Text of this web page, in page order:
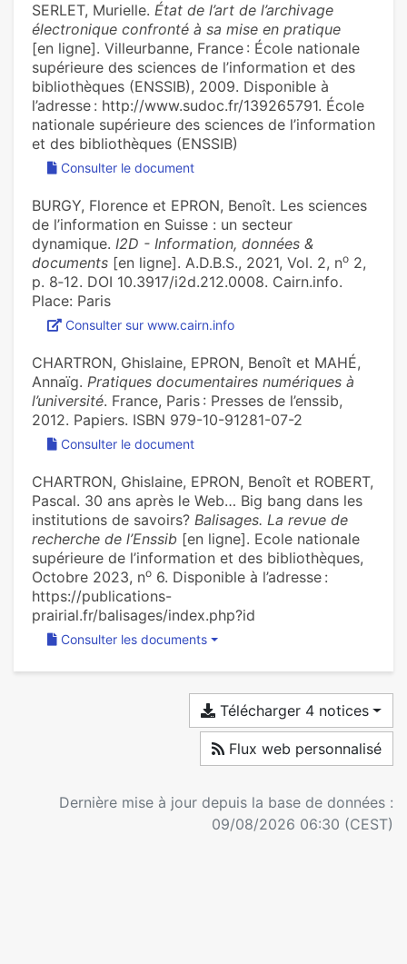
SERLET, Murielle. État de l’art de l’archivage
électronique confronté à sa mise en pratique
[en ligne]. Villeurbanne, France : École nationale
supérieure des sciences de l’information et des
bibliothèques (ENSSIB), 2009. Disponible à
l’adresse : http://www.sudoc.fr/139265791. École
nationale supérieure des sciences de l’information
et des bibliothèques (ENSSIB)
Consulter le document
BURGY, Florence et EPRON, Benoît. Les sciences
de l’information en Suisse : un secteur
dynamique. I2D - Information, données &
documents [en ligne]. A.D.B.S., 2021, Vol. 2, no 2,
p. 8‑12. DOI 10.3917/i2d.212.0008. Cairn.info.
Place: Paris
Consulter sur www.cairn.info
CHARTRON, Ghislaine, EPRON, Benoît et MAHÉ,
Annaïg. Pratiques documentaires numériques à
l’université. France, Paris : Presses de l’enssib,
2012. Papiers. ISBN 979-10-91281-07-2
Consulter le document
CHARTRON, Ghislaine, EPRON, Benoît et ROBERT,
Pascal. 30 ans après le Web… Big bang dans les
institutions de savoirs? Balisages. La revue de
recherche de l’Enssib [en ligne]. Ecole nationale
supérieure de l’information et des bibliothèques,
Octobre 2023, no 6. Disponible à l’adresse :
https://publications-
prairial.fr/balisages/index.php?id
Consulter les documents
Télécharger 4 notices
Flux web personnalisé
Dernière mise à jour depuis la base de données :
09/08/2026 06:30 (CEST)